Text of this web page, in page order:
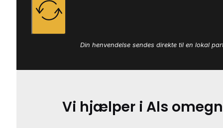
Din henvendelse sendes direkte til en lokal
Vi hjælper i Als omegn